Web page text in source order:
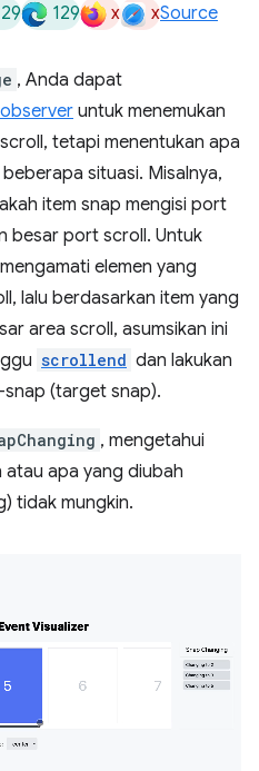
129 x xSource
, Anda dapat
untuk menemukan
tetapi menentukan apa
situasi. Misalnya,
item snap mengisi port
besar port scroll. Untuk
elemen yang
lalu berdasarkan item yang
area scroll, asumsikan ini
scrollend dan lakukan
(target snap).
, mengetahui
apa yang diubah
tidak mungkin.